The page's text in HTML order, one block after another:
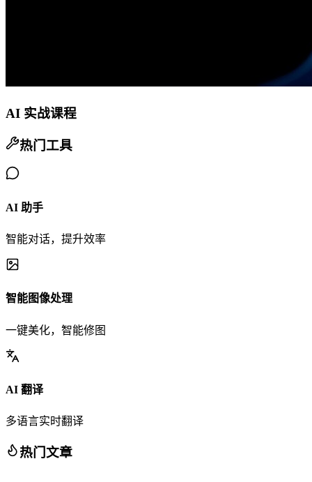
AI 实战课程
热门工具
AI 助手
智能对话，提升效率
智能图像处理
一键美化，智能修图
AI 翻译
多语言实时翻译
热门文章